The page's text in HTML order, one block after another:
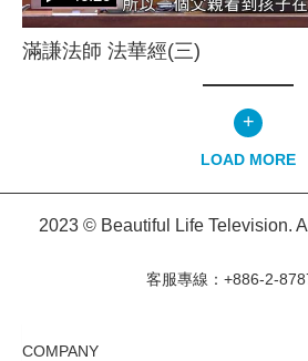
滿謙法師 法華經(三)
+
LOAD MORE
2023 © Beautiful Life Television.
客服專線：+886-2-
COMPANY